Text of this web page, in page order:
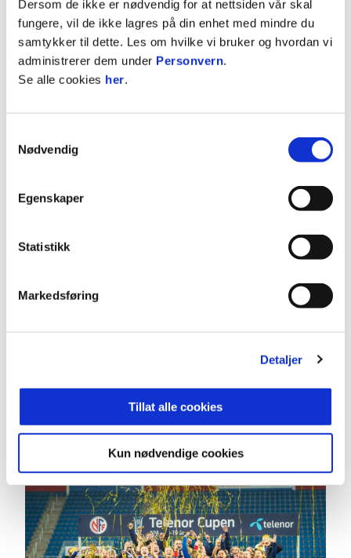
Dersom de ikke er nødvendig for at nettsiden vår skal
fungere, vil de ikke lagres på din enhet med mindre du
samtykker til dette. Les om hvilke vi bruker og hvordan vi
administrerer dem under Personvern.
Se alle cookies her.
Nødvendig
Egenskaper
Statistikk
Markedsføring
Detaljer
Tillat alle cookies
Kun nødvendige cookies
Cup.
2016, 2017, 2021, 2022